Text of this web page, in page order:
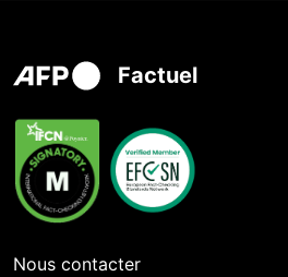
Factuel
Nous contacter